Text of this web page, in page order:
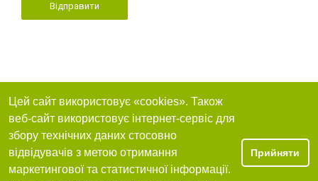
Відправити
Цей сайт використовує «cookies». Також
веб-сайт використовує інтернет-сервіс для
збору технічних даних стосовно
відвідувачів з метою отримання
маркетингової та статистичної інформації.
Прийняти